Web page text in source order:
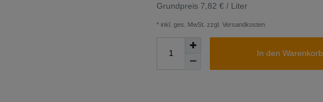
Grundpreis 7,82 € / Liter
* inkl. ges. MwSt. zzgl. Versandkosten
In den Warenkorb